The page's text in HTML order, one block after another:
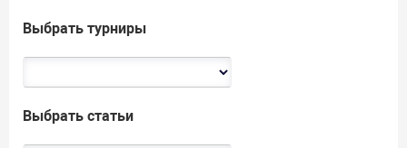
Выбрать турниры
Выбрать статьи